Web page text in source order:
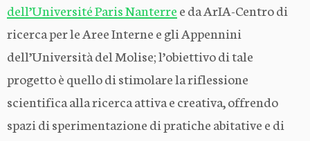
dell’Université Paris Nanterree da ArIA-Centro di
ricerca per le Aree Interne e gli Appennini
dell’Università del Molise; l’obiettivo di tale
progetto è quello di stimolare la riflessione
scientifica alla ricerca attiva e creativa, offrendo
spazi di sperimentazione di pratiche abitative e di